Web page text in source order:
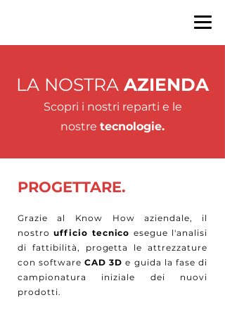
LA NOSTRA AZIENDA
Scopri i nostri reparti e le
nostre tecnologie.
PROGETTARE.
Grazie al Know How aziendale, il
nostroufficio tecnico esegue l'analisi
di fattibilità, progetta le attrezzature
con softwareCAD 3D e guida la fase di
campionatura iniziale dei nuovi
prodotti.